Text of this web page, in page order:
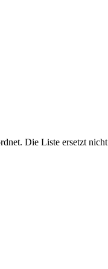
Die Liste ersetzt nicht